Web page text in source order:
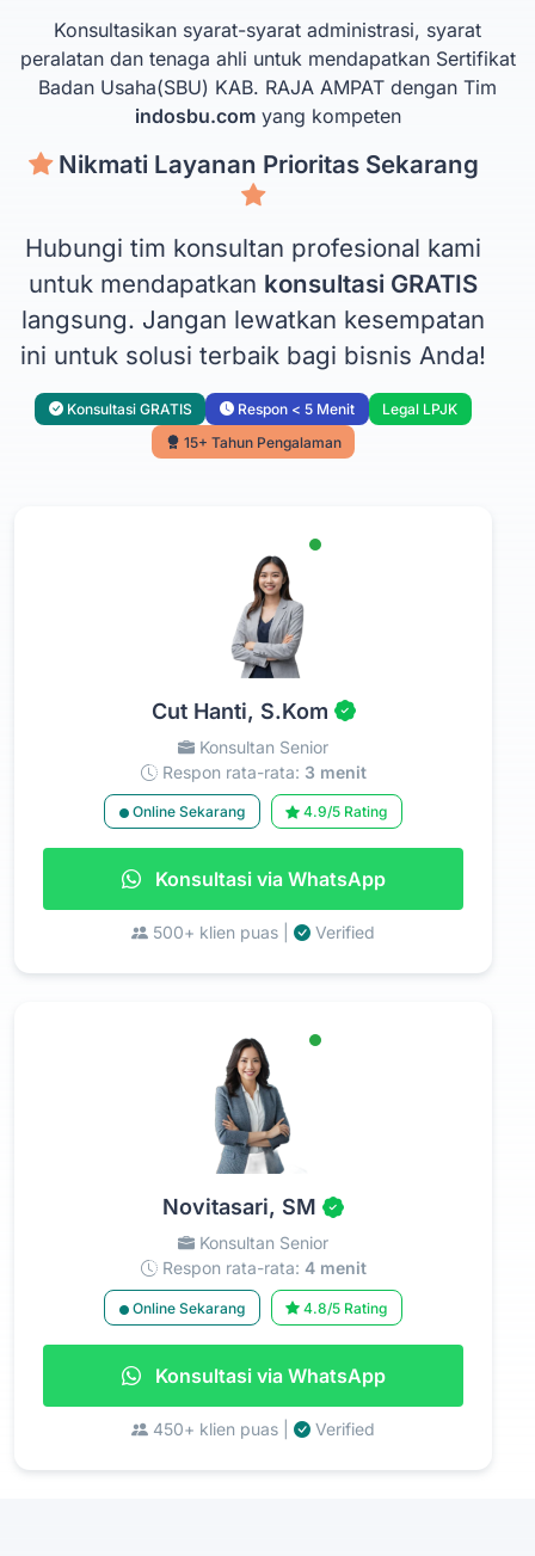
Konsultasikan syarat-syarat administrasi, syarat
peralatan dan tenaga ahli untuk mendapatkan Sertifikat
Badan Usaha(SBU) KAB. RAJA AMPAT dengan Tim
indosbu.comyang kompeten
Nikmati Layanan Prioritas Sekarang
Hubungi tim konsultan profesional kami
untuk mendapatkan konsultasi GRATIS
langsung. Jangan lewatkan kesempatan
ini untuk solusi terbaik bagi bisnis Anda!
Konsultasi GRATIS Respon < 5 Menit
Legal LPJK
15+ Tahun Pengalaman
Cut Hanti, S.Kom
Konsultan Senior
Respon rata-rata: 3 menit
Online Sekarang 4.9/5 Rating
Konsultasi via WhatsApp
500+ klien puas | Verified
Novitasari, SM
Konsultan Senior
Respon rata-rata: 4 menit
Online Sekarang 4.8/5 Rating
Konsultasi via WhatsApp
450+ klien puas | Verified